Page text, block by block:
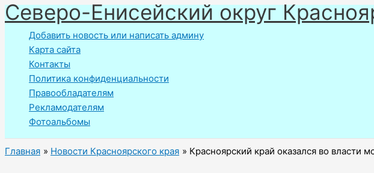
Перейти
к
содержимому
Северо-Енисейский округ
Добавить новость или написать админу
Карта сайта
Контакты
Политика конфиденциальности
Правообладателям
Рекламодателям
Фотоальбомы
Главная Новости Красноярского края Красноярский край оказался во власти